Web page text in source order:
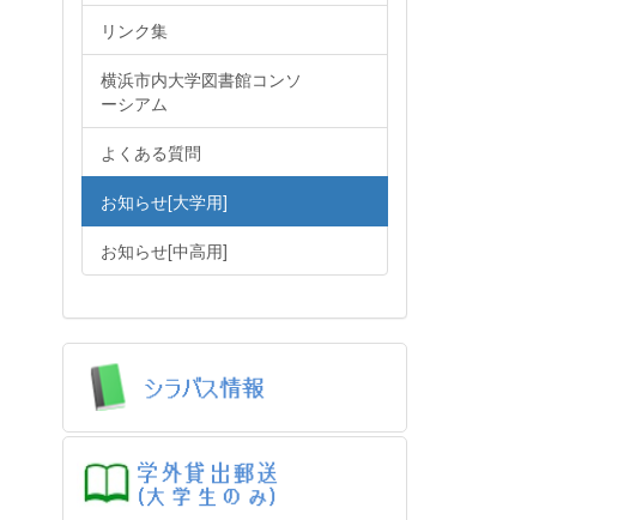
リンク集
横浜市内大学図書館コンソ
ーシアム
よくある質問
お知らせ[大学用]
お知らせ[中高用]